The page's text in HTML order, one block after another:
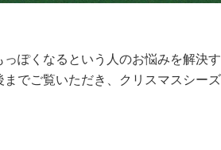
っぽくなるという人のお悩みを解決
までご覧いただき、クリスマスシー